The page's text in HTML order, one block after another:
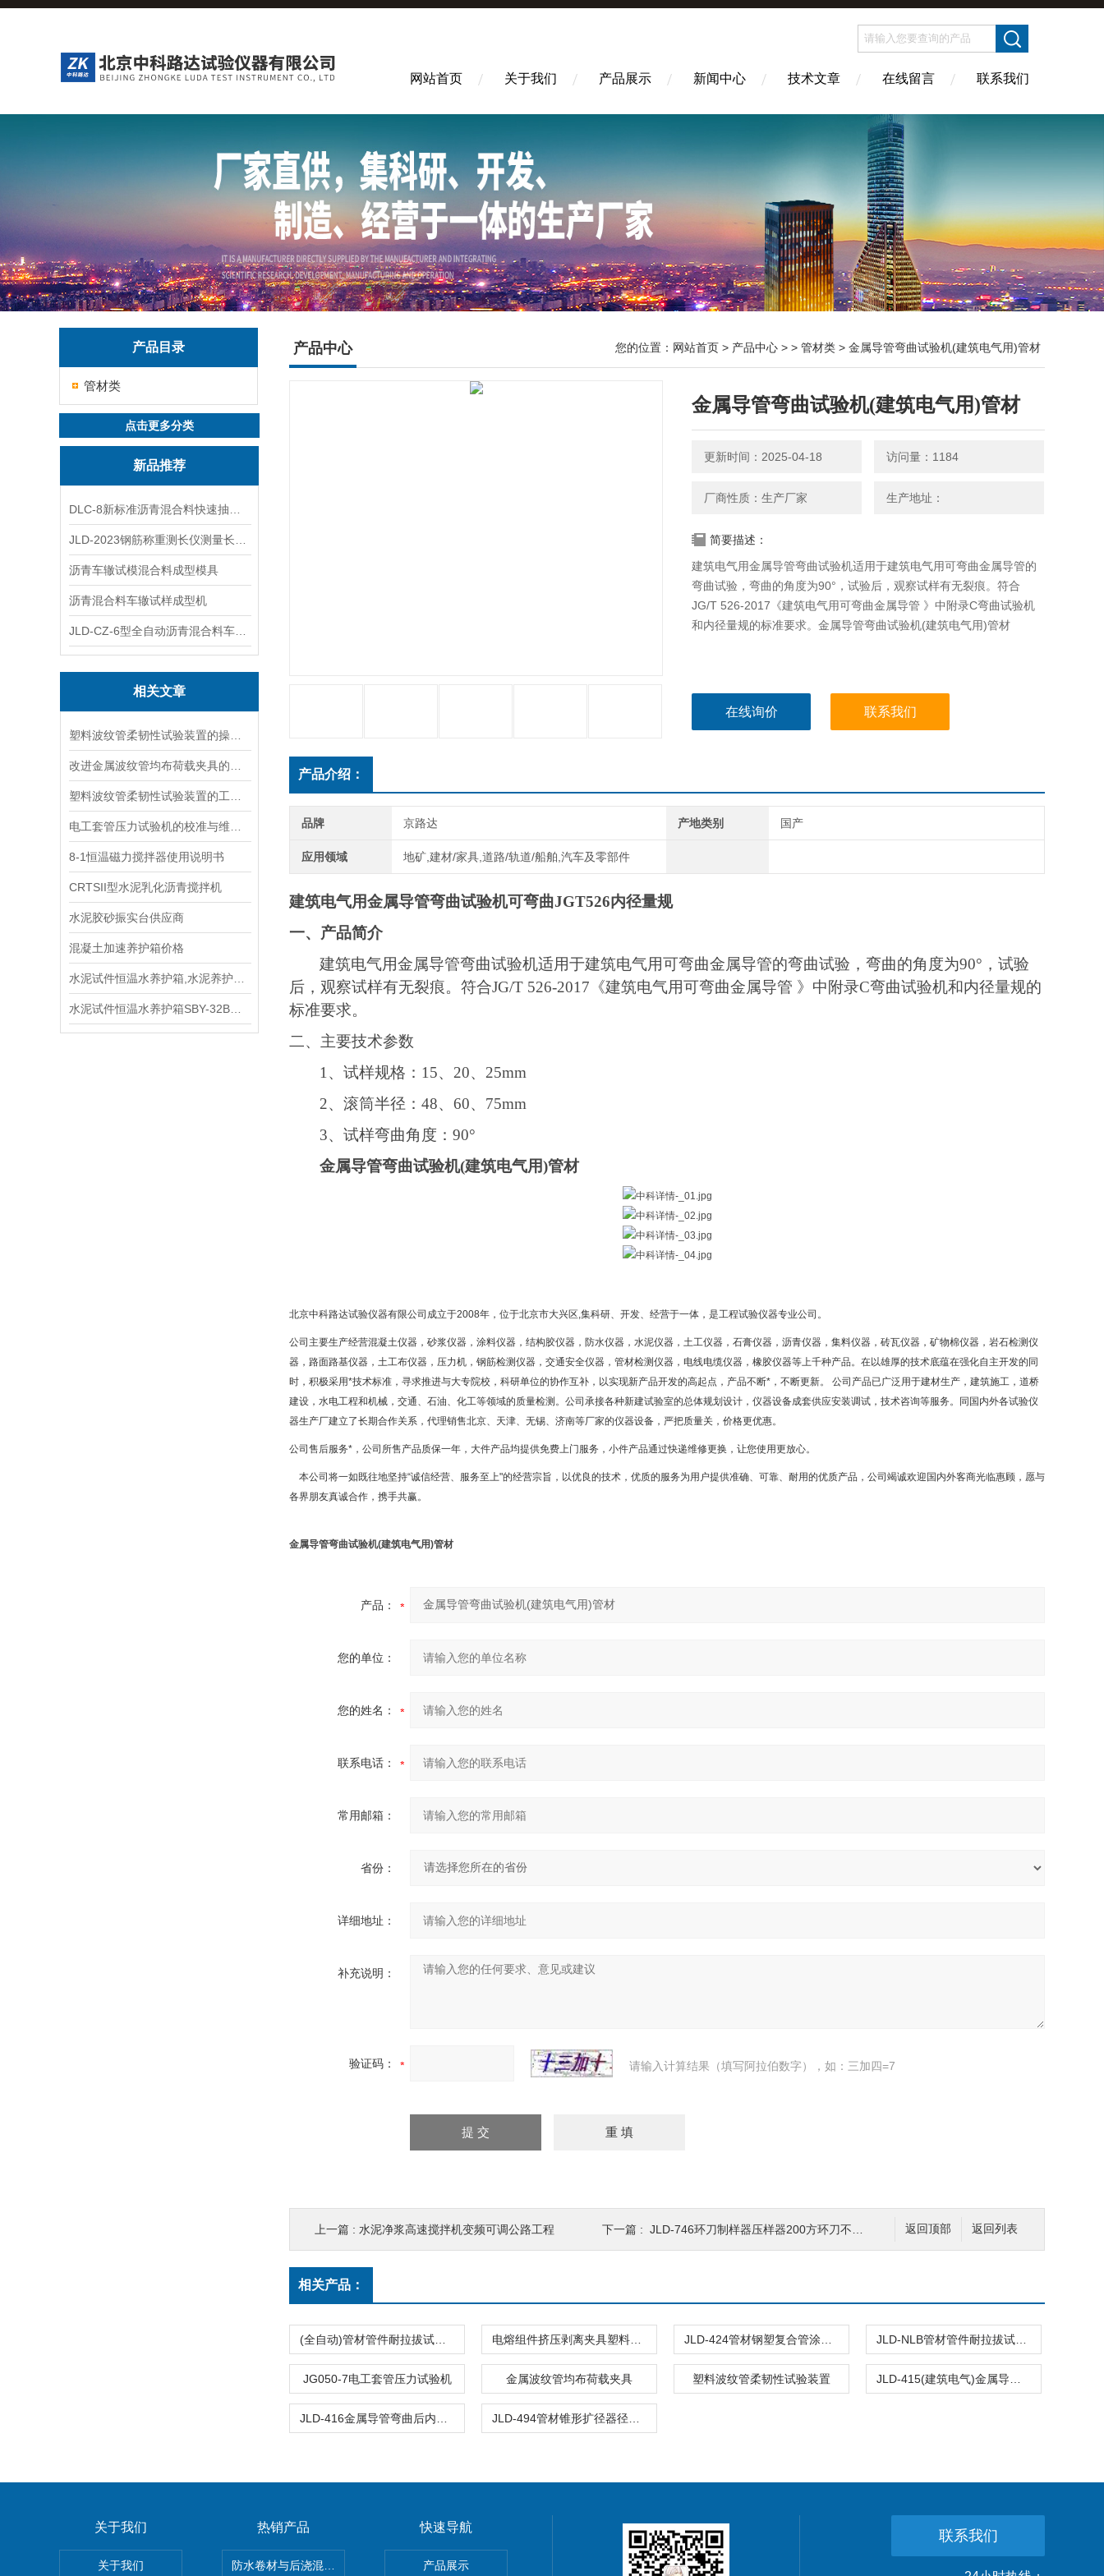
网站首页 关于我们 产品展示 新闻中心 技术文章 在线留言 联系我们
产品目录
管材类
点击更多分类
新品推荐
沥青车辙试模混合料成型模具
沥青混合料车辙试样成型机
相关文章
8-1恒温磁力搅拌器使用说明书
CRTSII型水泥乳化沥青搅拌机
水泥胶砂振实台供应商
混凝土加速养护箱价格
产品中心 您的位置： 网站首页 > 产品中心 > > 管材类 > 金属导管弯曲试验机(建筑电气用)管材
金属导管弯曲试验机(建筑电气用)管材
更新时间：2025-04-18 访问量：1184
厂商性质：生产厂家 生产地址：
简要描述：
建筑电气用金属导管弯曲试验机适用于建筑电气用可弯曲金属导管的
弯曲试验，弯曲的角度为90°，试验后，观察试样有无裂痕。符合
JG/T 526-2017《建筑电气用可弯曲金属导管 》中附录C弯曲试验机
和内径量规的标准要求。金属导管弯曲试验机(建筑电气用)管材
在线询价 联系我们
产品介绍：
品牌 京路达 产地类别 国产
应用领域 地矿,建材/家具,道路/轨道/船舶,汽车及零部件
建筑电气用金属导管弯曲试验机可弯曲JGT526内径量规
一、产品简介
建筑电气用金属导管弯曲试验机适用于建筑电气用可弯曲金属导管的弯曲试验，弯曲的角度为90°，试验
后，观察试样有无裂痕。符合JG/T 526-2017《建筑电气用可弯曲金属导管 》中附录C弯曲试验机和内径量规的
标准要求。
二、主要技术参数
1、试样规格：15、20、25mm
2、滚筒半径：48、60、75mm
3、试样弯曲角度：90°
金属导管弯曲试验机(建筑电气用)管材
北京中科路达试验仪器有限公司成立于2008年，位于北京市大兴区,集科研、开发、经营于一体，是工程试验仪器专业公司。
公司主要生产经营混凝土仪器，砂浆仪器，涂料仪器，结构胶仪器，防水仪器，水泥仪器，土工仪器，石膏仪器，沥青仪器，集料仪器，砖瓦仪器，矿物棉仪器，岩石检测仪
器，路面路基仪器，土工布仪器，压力机，钢筋检测仪器，交通安全仪器，管材检测仪器，电线电缆仪器，橡胶仪器等上千种产品。在以雄厚的技术底蕴在强化自主开发的同
时，积极采用*技术标准，寻求推进与大专院校，科研单位的协作互补，以实现新产品开发的高起点，产品不断*，不断更新。 公司产品已广泛用于建材生产，建筑施工，道桥
建设，水电工程和机械，交通、石油、化工等领域的质量检测。公司承接各种新建试验室的总体规划设计，仪器设备成套供应安装调试，技术咨询等服务。同国内外各试验仪
器生产厂建立了长期合作关系，代理销售北京、天津、无锡、济南等厂家的仪器设备，严把质量关，价格更优惠。
公司售后服务*，公司所售产品质保一年，大件产品均提供免费上门服务，小件产品通过快递维修更换，让您使用更放心。
本公司将一如既往地坚持“诚信经营、服务至上"的经营宗旨，以优良的技术，优质的服务为用户提供准确、可靠、耐用的优质产品，公司竭诚欢迎国内外客商光临惠顾，愿与
各界朋友真诚合作，携手共赢。
金属导管弯曲试验机(建筑电气用)管材
产品：
您的单位：
您的姓名：
联系电话：
常用邮箱：
省份：
详细地址：
补充说明：
验证码： 请输入计算结果（填写阿拉伯数字），如：三加四=7
返回列表
返回顶部
上一篇 : 水泥净浆高速搅拌机变频可调公路工程 下一篇 : JLD-746环刀制样器压样器200方环刀不锈钢土工
相关产品：
JG050-7电工套管压力试验机 金属波纹管均布荷载夹具 塑料波纹管柔韧性试验装置
关于我们
关于我们
热销产品
防水卷材与后浇混凝土剥离强度试验夹具
快速导航
产品展示
联系我们